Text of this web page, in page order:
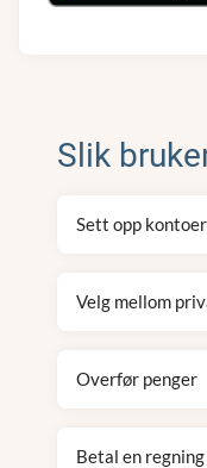
Slik
Sett opp
Velg mellom
Overfør penger
Betal en regning